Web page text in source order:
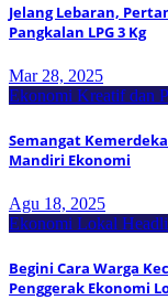
Jelang Lebaran,
Pangkalan LPG 3 Kg
Mar 28, 2025
Ekonomi Kreatif dan
Semangat
Mandiri Ekonomi
Agu 18, 2025
Ekonomi Lokal
Begini Cara Warga
Penggerak Ekonomi